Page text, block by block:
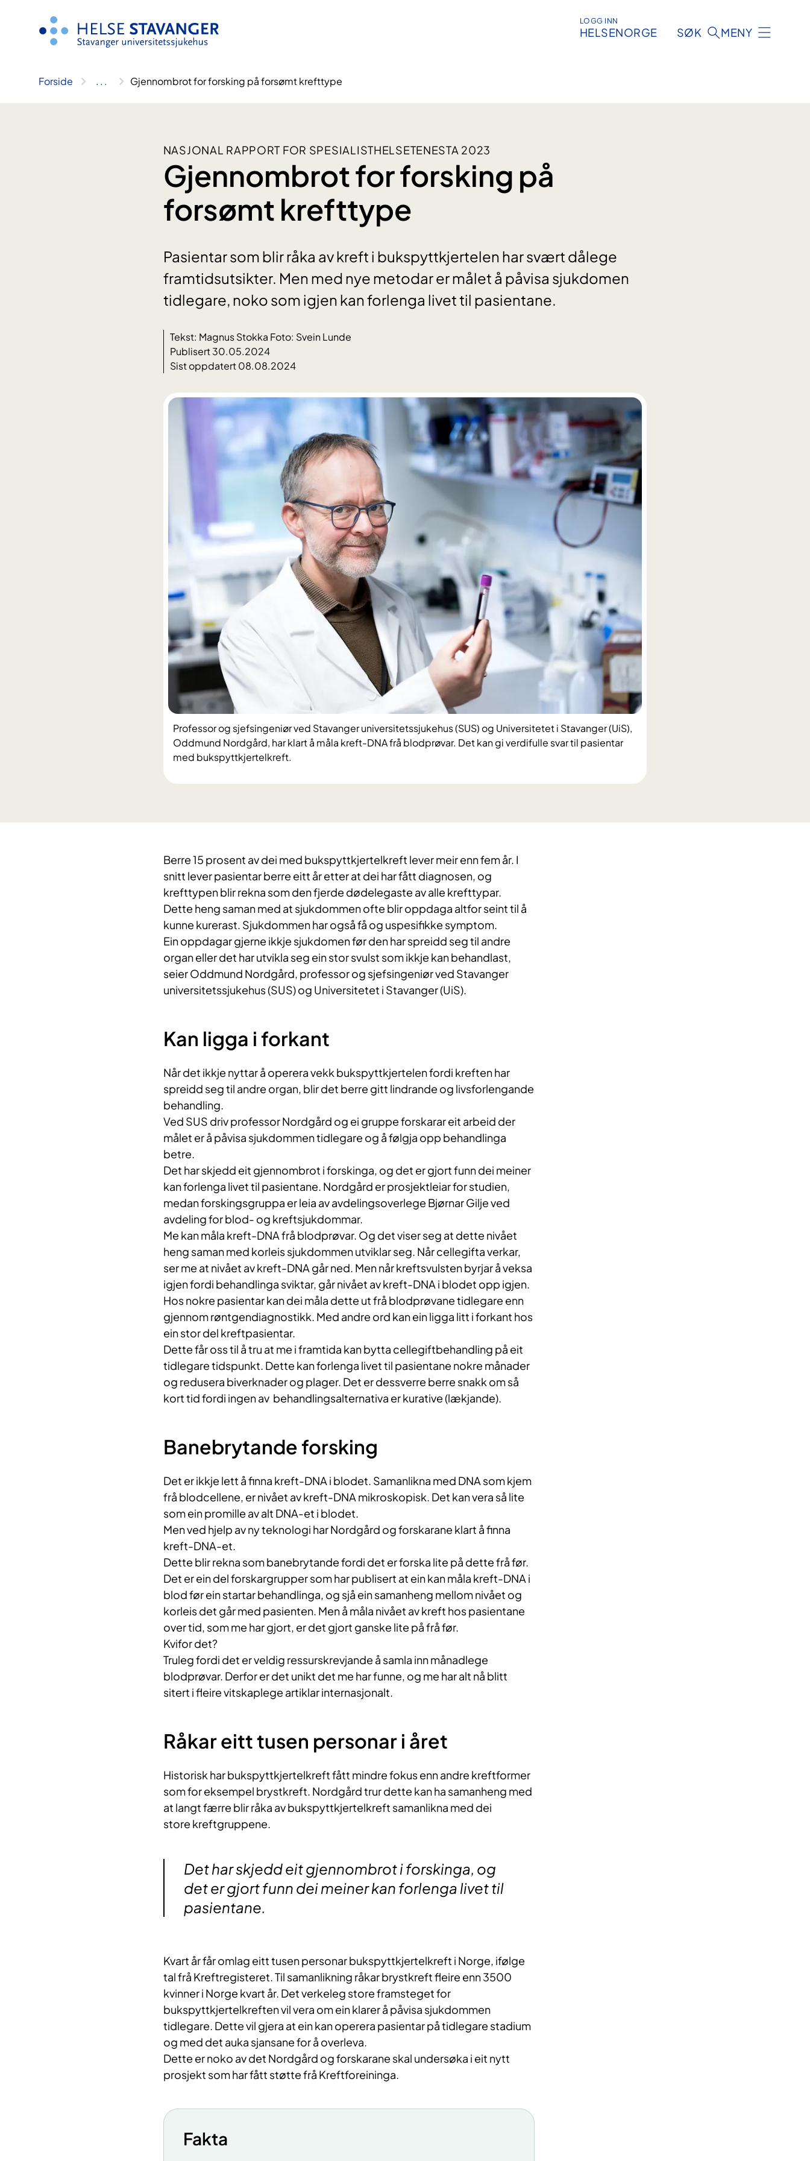
LOGG INN
HELSENORGE SØK MENY
Forside .. . Gjennombrot for forsking på forsømt krefttype
NASJONAL RAPPORT FOR SPESIALISTHELSETENESTA 2023
Gjennombrot for forsking på
forsømt krefttype
Pasientar som blir råka av kreft i bukspyttkjertelen har svært dålege
framtidsutsikter. Men med nye metodar er målet å påvisa sjukdomen
tidlegare, noko som igjen kan forlenga livet til pasientane.
Tekst: Magnus Stokka Foto: Svein Lunde
Publisert 30.05.2024
Sist oppdatert 08.08.2024
Professor og sjefsingeniør ved Stavanger universitetssjukehus (SUS) og Universitetet i Stavanger (UiS),
Oddmund Nordgård, har klart å måla kreft-DNA frå blodprøvar. Det kan gi verdifulle svar til pasientar
med bukspyttkjertelkreft.
Berre 15 prosent av dei med bukspyttkjertelkreft lever meir enn fem år. I
snitt lever pasientar berre eitt år etter at dei har fått diagnosen, og
krefttypen blir rekna som den fjerde dødelegaste av alle krefttypar.
Dette heng saman med at sjukdommen ofte blir oppdaga altfor seint til å
kunne kurerast. Sjukdommen har også få og uspesifikke symptom.
Ein oppdagar gjerne ikkje sjukdomen før den har spreidd seg til andre
organ eller det har utvikla seg ein stor svulst som ikkje kan behandlast,
seier Oddmund Nordgård, professor og sjefsingeniør ved Stavanger
universitetssjukehus (SUS) og Universitetet i Stavanger (UiS).
Kan ligga i forkant
Når det ikkje nyttar å operera vekk bukspyttkjertelen fordi kreften har
spreidd seg til andre organ, blir det berre gitt lindrande og livsforlengande
behandling.
Ved SUS driv professor Nordgård og ei gruppe forskarar eit arbeid der
målet er å påvisa sjukdommen tidlegare og å følgja opp behandlinga
betre.
Det har skjedd eit gjennombrot i forskinga, og det er gjort funn dei meiner
kan forlenga livet til pasientane. Nordgård er prosjektleiar for studien,
medan forskingsgruppa er leia av avdelingsoverlege Bjørnar Gilje ved
avdeling for blod- og kreftsjukdommar.
Me kan måla kreft-DNA frå blodprøvar. Og det viser seg at dette nivået
heng saman med korleis sjukdommen utviklar seg. Når cellegifta verkar,
ser me at nivået av kreft-DNA går ned. Men når kreftsvulsten byrjar å veksa
igjen fordi behandlinga sviktar, går nivået av kreft-DNA i blodet opp igjen.
Hos nokre pasientar kan dei måla dette ut frå blodprøvane tidlegare enn
gjennom røntgendiagnostikk. Med andre ord kan ein ligga litt i forkant hos
ein stor del kreftpasientar.
Dette får oss til å tru at me i framtida kan bytta cellegiftbehandling på eit
tidlegare tidspunkt. Dette kan forlenga livet til pasientane nokre månader
og redusera biverknader og plager. Det er dessverre berre snakk om så
kort tid fordi ingen av behandlingsalternativa er kurative (lækjande).
Banebrytande forsking
Det er ikkje lett å finna kreft-DNA i blodet. Samanlikna med DNA som kjem
frå blodcellene, er nivået av kreft-DNA mikroskopisk. Det kan vera så lite
som ein promille av alt DNA-et i blodet.
Men ved hjelp av ny teknologi har Nordgård og forskarane klart å finna
kreft-DNA-et.
Dette blir rekna som banebrytande fordi det er forska lite på dette frå før.
Det er ein del forskargrupper som har publisert at ein kan måla kreft-DNA i
blod før ein startar behandlinga, og sjå ein samanheng mellom nivået og
korleis det går med pasienten. Men å måla nivået av kreft hos pasientane
over tid, som me har gjort, er det gjort ganske lite på frå før.
Kvifor det?
Truleg fordi det er veldig ressurskrevjande å samla inn månadlege
blodprøvar. Derfor er det unikt det me har funne, og me har alt nå blitt
sitert i fleire vitskaplege artiklar internasjonalt.
Råkar eitt tusen personar i året
Historisk har bukspyttkjertelkreft fått mindre fokus enn andre kreftformer
som for eksempel brystkreft. Nordgård trur dette kan ha samanheng med
at langt færre blir råka av bukspyttkjertelkreft samanlikna med dei
store kreftgruppene.
Det har skjedd eit gjennombrot i forskinga, og
det er gjort funn dei meiner kan forlenga livet til
pasientane.
Kvart år får omlag eitt tusen personar bukspyttkjertelkreft i Norge, ifølge
tal frå Kreftregisteret. Til samanlikning råkar brystkreft fleire enn 3500
kvinner i Norge kvart år. Det verkeleg store framsteget for
bukspyttkjertelkreften vil vera om ein klarer å påvisa sjukdommen
tidlegare. Dette vil gjera at ein kan operera pasientar på tidlegare stadium
og med det auka sjansane for å overleva.
Dette er noko av det Nordgård og forskarane skal undersøka i eit nytt
prosjekt som har fått støtte frå Kreftforeininga.
Fakta